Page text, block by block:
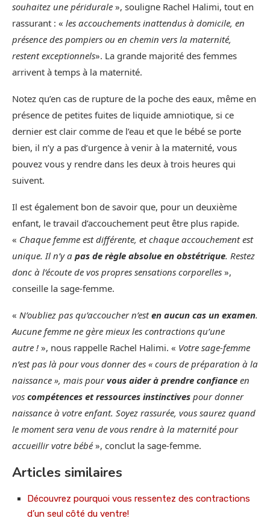
souhaitez une péridurale », souligne Rachel Halimi, tout en
rassurant : « les accouchements inattendus à domicile, en
présence des pompiers ou en chemin vers la maternité,
restent exceptionnels». La grande majorité des femmes
arrivent à temps à la maternité.
Notez qu’en cas de rupture de la poche des eaux, même en
présence de petites fuites de liquide amniotique, si ce
dernier est clair comme de l’eau et que le bébé se porte
bien, il n’y a pas d’urgence à venir à la maternité, vous
pouvez vous y rendre dans les deux à trois heures qui
suivent.
Il est également bon de savoir que, pour un deuxième
enfant, le travail d’accouchement peut être plus rapide.
« Chaque femme est différente, et chaque accouchement est
unique. Il n’y a pas de règle absolue en obstétrique. Restez
donc à l’écoute de vos propres sensations corporelles »,
conseille la sage-femme.
« N’oubliez pas qu’accoucher n’esten aucun cas un examen.
Aucune femme ne gère mieux les contractions qu’une
autre ! », nous rappelle Rachel Halimi. « Votre sage-femme
n’est pas là pour vous donner des « cours de préparation à la
naissance », mais pourvous aider à prendre confiance en
vos compétences et ressources instinctives pour donner
naissance à votre enfant. Soyez rassurée, vous saurez quand
le moment sera venu de vous rendre à la maternité pour
accueillir votre bébé », conclut la sage-femme.
Articles similaires
Découvrez pourquoi vous ressentez des contractions
d’un seul côté du ventre!